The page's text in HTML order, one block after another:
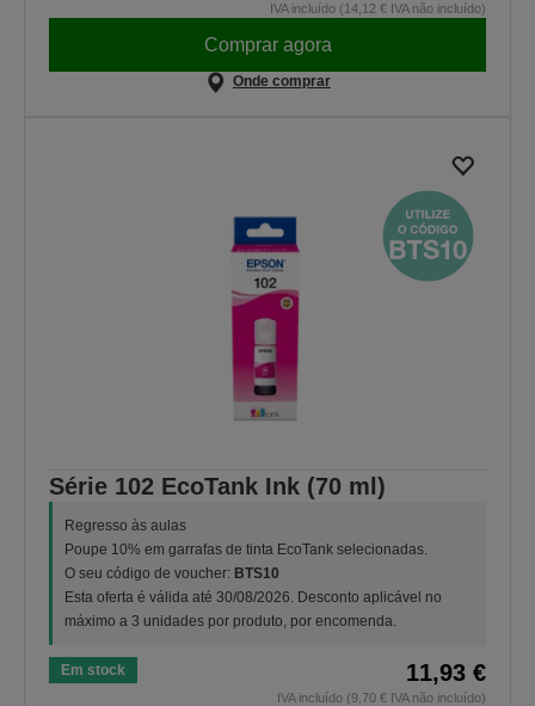
IVA incluído (14,12 € IVA não incluído)
Comprar agora
Onde comprar
Série 102 EcoTank Ink (70 ml)
Regresso às aulas
Poupe 10% em garrafas de tinta EcoTank selecionadas.
O seu código de voucher: BTS10
Esta oferta é válida até 30/08/2026. Desconto aplicável no
máximo a 3 unidades por produto, por encomenda.
Em stock 11,93 €
IVA incluído (9,70 € IVA não incluído)